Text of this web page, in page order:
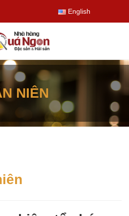
English
NIÊN